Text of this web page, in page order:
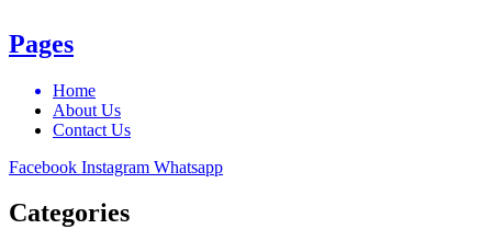
Pages
Home
About Us
Contact Us
Facebook Instagram Whatsapp
Categories